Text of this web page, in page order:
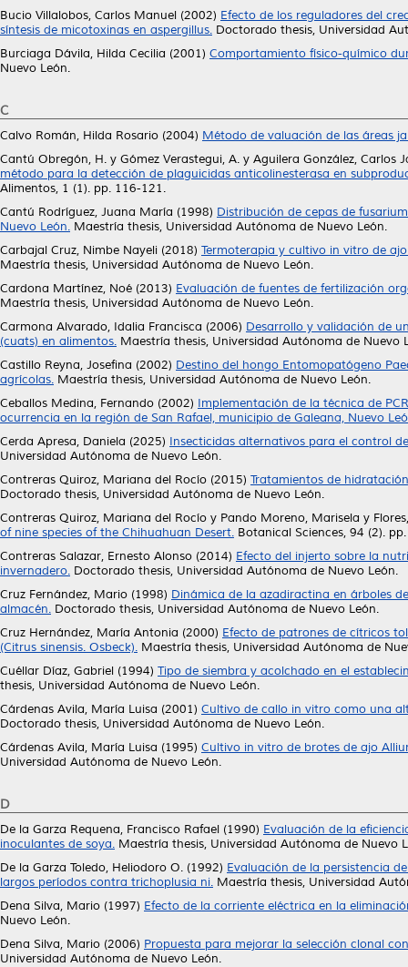
Bucio Villalobos, Carlos Manuel (2002) Efecto de los reguladores del
síntesis de micotoxinas en aspergillus. Doctorado thesis, Universidad
Burciaga Dávila, Hilda Cecilia (2001) Comportamiento físico-químico
Nuevo León.
C
Calvo Román, Hilda Rosario (2004) Método de valuación de las áreas
Cantú Obregón, H. y Gómez Verastegui, A. y Aguilera González, Carlos
método para la detección de plaguicidas anticolinesterasa en
Alimentos, 1 (1). pp. 116-121.
Cantú Rodríguez, Juana María (1998) Distribución de cepas de
Nuevo León. Maestría thesis, Universidad Autónoma de Nuevo León.
Carbajal Cruz, Nimbe Nayeli (2018) Termoterapia y cultivo in vitro de
Maestría thesis, Universidad Autónoma de Nuevo León.
Cardona Martínez, Noé (2013) Evaluación de fuentes de fertilización
Maestría thesis, Universidad Autónoma de Nuevo León.
Carmona Alvarado, Idalia Francisca (2006) Desarrollo y validación de
(cuats) en alimentos. Maestría thesis, Universidad Autónoma de Nuevo
Castillo Reyna, Josefina (2002) Destino del hongo Entomopatógeno
agrícolas. Maestría thesis, Universidad Autónoma de Nuevo León.
Ceballos Medina, Fernando (2002) Implementación de la técnica de
ocurrencia en la región de San Rafael, municipio de Galeana, Nuevo
Cerda Apresa, Daniela (2025) Insecticidas alternativos para el control
Universidad Autónoma de Nuevo León.
Contreras Quiroz, Mariana del Rocío (2015) Tratamientos de
Doctorado thesis, Universidad Autónoma de Nuevo León.
Contreras Quiroz, Mariana del Rocío y Pando Moreno, Marisela y
of nine species of the Chihuahuan Desert. Botanical Sciences, 94 (2).
Contreras Salazar, Ernesto Alonso (2014) Efecto del injerto sobre la
invernadero. Doctorado thesis, Universidad Autónoma de Nuevo León.
Cruz Fernández, Mario (1998) Dinámica de la azadiractina en árboles
almacén. Doctorado thesis, Universidad Autónoma de Nuevo León.
Cruz Hernández, María Antonia (2000) Efecto de patrones de cítricos
(Citrus sinensis. Osbeck). Maestría thesis, Universidad Autónoma de
Cuéllar Díaz, Gabriel (1994) Tipo de siembra y acolchado en el
thesis, Universidad Autónoma de Nuevo León.
Cárdenas Avila, María Luisa (2001) Cultivo de callo in vitro como una
Doctorado thesis, Universidad Autónoma de Nuevo León.
Cárdenas Avila, María Luisa (1995) Cultivo in vitro de brotes de ajo
Universidad Autónoma de Nuevo León.
D
De la Garza Requena, Francisco Rafael (1990) Evaluación de la
inoculantes de soya. Maestría thesis, Universidad Autónoma de Nuevo
De la Garza Toledo, Heliodoro O. (1992) Evaluación de la persistencia
largos períodos contra trichoplusia ni. Maestría thesis, Universidad
Dena Silva, Mario (1997) Efecto de la corriente eléctrica en la
Nuevo León.
Dena Silva, Mario (2006) Propuesta para mejorar la selección clonal
Universidad Autónoma de Nuevo León.